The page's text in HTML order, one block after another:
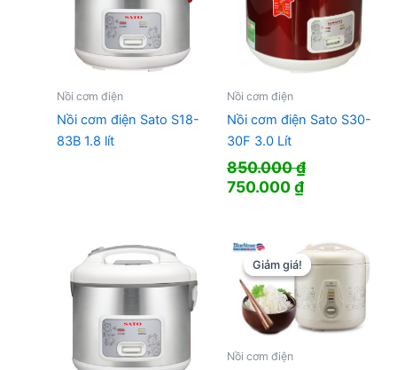
Nồi cơm điện
Nồi cơm điện Sato S18-
83B 1.8 lít
Nồi cơm điện
Nồi cơm điện Sato S30-
30F 3.0 Lít
850.000₫
Giá
850.000 ₫.
750.000₫Giá
là:
750.000 ₫.
Giảm giá!
Giảm giá!
Nồi cơm điện